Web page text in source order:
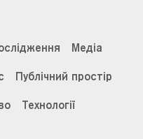
Медіа
Публічний простір
Технології